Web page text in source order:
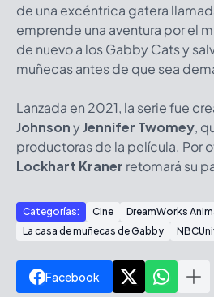
de una excéntrica gatera
emprende una aventura por el
de nuevo a los Gabby Cats y
muñecas antes de que sea
Lanzada en 2021, la serie fue
JohnsonyJennifer Twomey,
productoras de la película. Por
Lockhart Kraner retomará su
Categorías: Cine
DreamWorks
La casa de muñecas de Gabby
Facebook